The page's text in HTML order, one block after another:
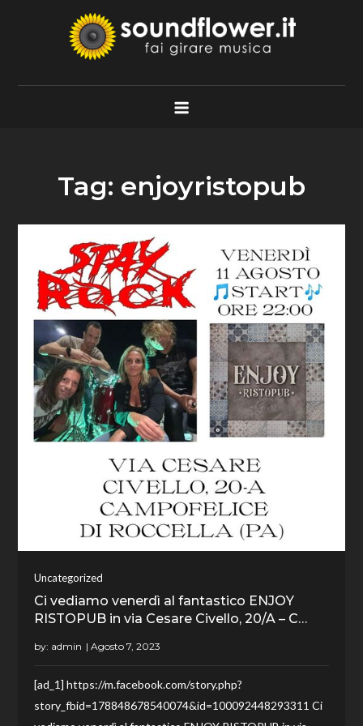
Soundflower.it
Fai Girare Musica
Tag: enjoyristopub
Uncategorized
Ci vediamo venerdì al fantastico ENJOY
RISTOPUB in via Cesare Civello, 20/A – C…
by: admin
[ad_1] https://m.facebook.com/story.php?
story_fbid=178848678540074&id=100092448293311 Ci